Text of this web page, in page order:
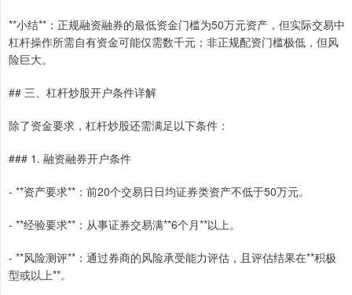
**小结**：正规融资融券的最低资金门槛为50万元资产，但实际交易中
杠杆操作所需自有资金可能仅需数千元；非正规配资门槛极低，但风
险巨大。
## 三、杠杆炒股开户条件详解
除了资金要求，杠杆炒股还需满足以下条件：
### 1. 融资融券开户条件
- **资产要求**：前20个交易日日均证券类资产不低于50万元。
- **经验要求**：从事证券交易满**6个月**以上。
- **风险测评**：通过券商的风险承受能力评估，且评估结果在**积极
型或以上**。